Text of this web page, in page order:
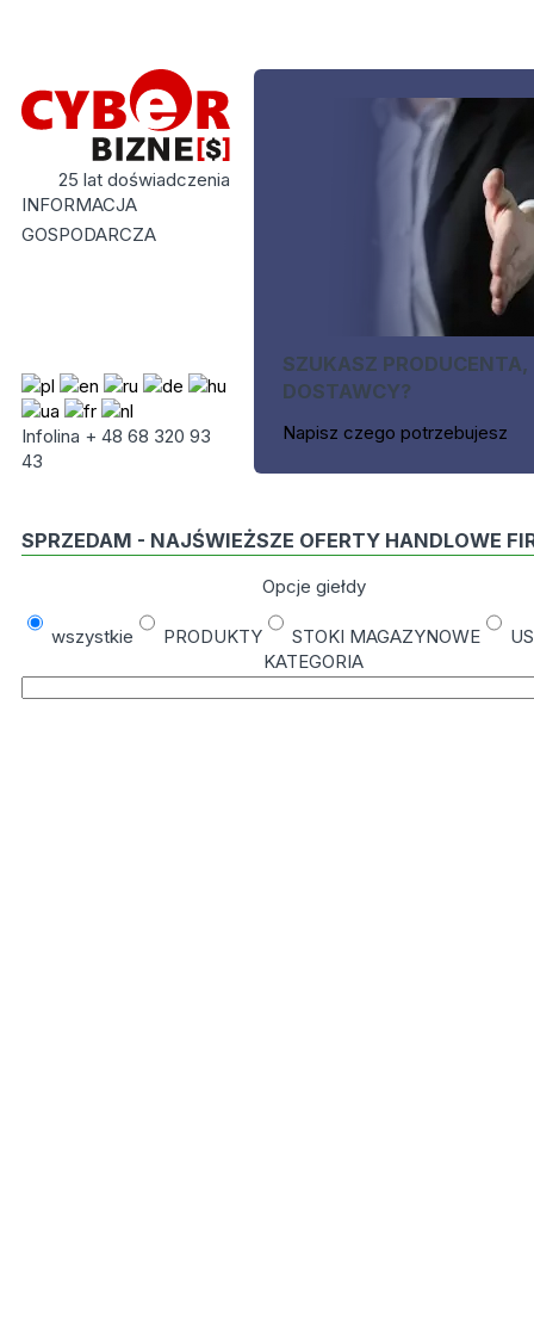
25 lat doświadczenia
INFORMACJA
GOSPODARCZA
Infolina + 48 68 320 93
43
SZUKASZ PRODUCENTA,
DOSTAWCY?
Napisz czego potrzebujesz
SPRZEDAM - NAJŚWIEŻSZE OFERTY HANDLOWE
Opcje giełdy
wszystkie PRODUKTY STOKI MAGAZYNOWE
KATEGORIA